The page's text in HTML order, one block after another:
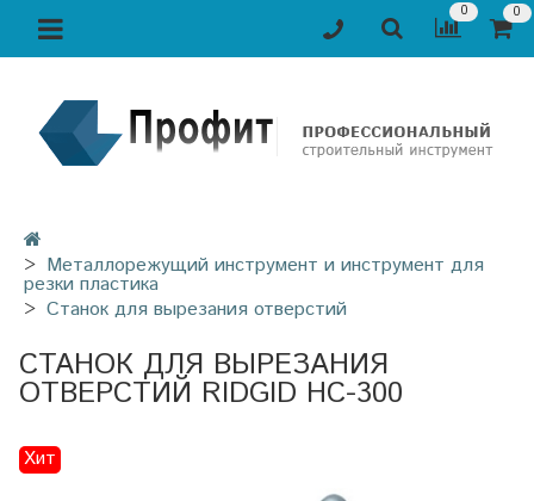
0 0
Металлорежущий инструмент и инструмент для
резки пластика
Станок для вырезания отверстий
СТАНОК ДЛЯ ВЫРЕЗАНИЯ
ОТВЕРСТИЙ RIDGID НС-300
Хит